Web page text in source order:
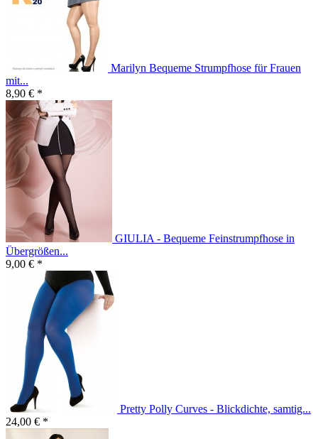
Marilyn Bequeme Strumpfhose für Frauen
mit...
8,90 € *
GIULIA - Bequeme Feinstrumpfhose in
Übergrößen...
9,00 € *
Pretty Polly Curves - Blickdichte, samtig...
24,00 € *